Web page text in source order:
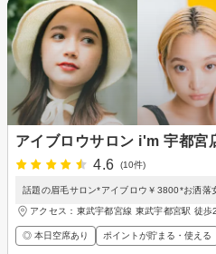
アイブロウサロン i'm 宇都宮
4.6
(10件)
話題の眉毛サロン*アイブロウ￥3800*お洒落
アクセス：東武宇都宮線 東武宇都宮駅 徒歩
◎ 本日空席あり ポイントが貯まる・使える